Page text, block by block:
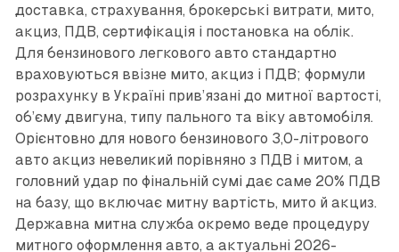
доставка, страхування, брокерські витрати, мито,
акциз, ПДВ, сертифікація і постановка на облік.
Для бензинового легкового авто стандартно
враховуються ввізне мито, акциз і ПДВ; формули
розрахунку в Україні прив’язані до митної вартості,
об’єму двигуна, типу пального та віку автомобіля.
Орієнтовно для нового бензинового 3,0-літрового
авто акциз невеликий порівняно з ПДВ і митом, а
головний удар по фінальній сумі дає саме 20% ПДВ
на базу, що включає митну вартість, мито й акциз.
Державна митна служба окремо веде процедуру
митного оформлення авто, а актуальні 2026-